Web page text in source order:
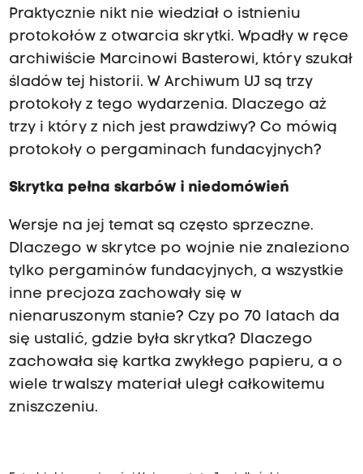
Praktycznie nikt nie wiedział o istnieniu
protokołów z otwarcia skrytki. Wpadły w ręce
archiwiście Marcinowi Basterowi, który szukał
śladów tej historii. W Archiwum UJ są trzy
protokoły z tego wydarzenia. Dlaczego aż
trzy i który z nich jest prawdziwy? Co mówią
protokoły o pergaminach fundacyjnych?
Skrytka pełna skarbów i niedomówień
Wersje na jej temat są często sprzeczne.
Dlaczego w skrytce po wojnie nie znaleziono
tylko pergaminów fundacyjnych, a wszystkie
inne precjoza zachowały się w
nienaruszonym stanie? Czy po 70 latach da
się ustalić, gdzie była skrytka? Dlaczego
zachowała się kartka zwykłego papieru, a o
wiele trwalszy materiał uległ całkowitemu
zniszczeniu.